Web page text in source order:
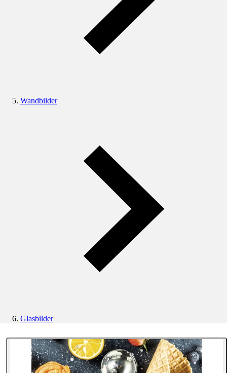
Wandbilder
Glasbilder